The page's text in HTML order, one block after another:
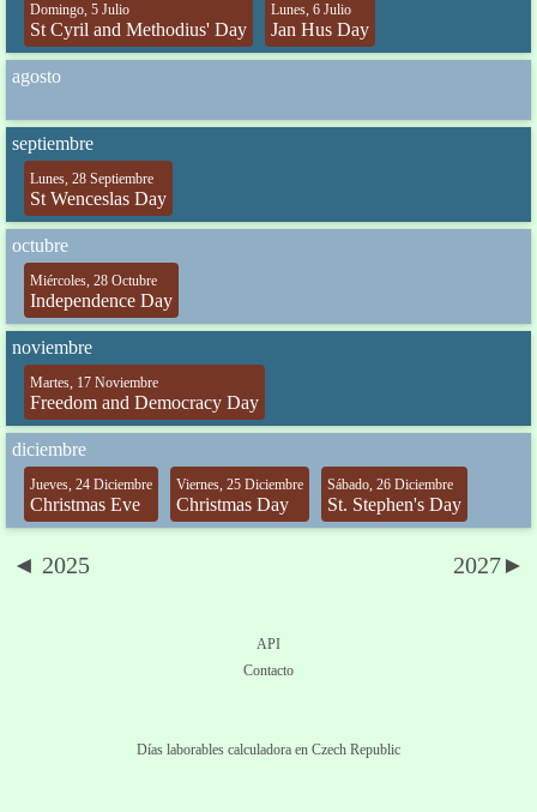
Domingo, 5 Julio
St Cyril and Methodius' Day
Lunes, 6 Julio
Jan Hus Day
agosto
septiembre
Lunes, 28 Septiembre
St Wenceslas Day
octubre
Miércoles, 28 Octubre
Independence Day
noviembre
Martes, 17 Noviembre
Freedom and Democracy Day
diciembre
Jueves, 24 Diciembre
Christmas Eve
Viernes, 25 Diciembre
Christmas Day
Sábado, 26 Diciembre
St. Stephen's Day
◄ 2025 2027►
API
Contacto
Días laborables calculadora en Czech Republic